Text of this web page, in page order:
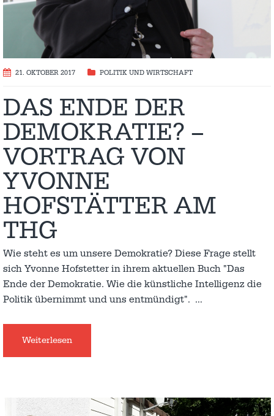
21. OKTOBER 2017 POLITIK UND WIRTSCHAFT
DAS ENDE DER
DEMOKRATIE? –
VORTRAG VON
YVONNE
HOFSTÄTTER AM
THG
Wie steht es um unsere Demokratie? Diese Frage stellt
sich Yvonne Hofstetter in ihrem aktuellen Buch "Das
Ende der Demokratie. Wie die künstliche Intelligenz die
Politik übernimmt und uns entmündigt". …
Weiterlesen